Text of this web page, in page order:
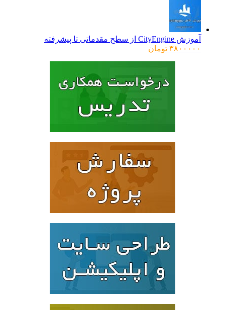
آموزش CityEngine از سطح مقدماتی تا پیشرفته
۳۸۰۰۰۰۰ تومان